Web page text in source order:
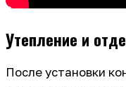
Утепление и
После установки